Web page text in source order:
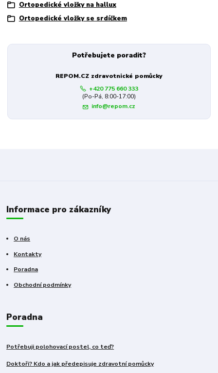
Ortopedické vložky na hallux
Ortopedické vložky se srdíčkem
Potřebujete poradit?
REPOM.CZ zdravotnické pomůcky
+420 775 660 333
(Po-Pá, 8:00-17:00)
info@repom.cz
Informace pro zákazníky
O nás
Kontakty
Poradna
Obchodní podmínky
Poradna
Potřebuji polohovací postel, co teď?
Doktoři? Kdo a jak předepisuje zdravotní pomůcky